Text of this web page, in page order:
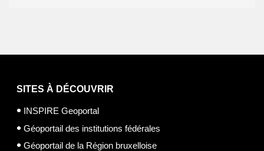
SITES À DÉCOUVRIR
INSPIRE Geoportal
Géoportail des institutions fédérales
Géoportail de la Région bruxelloise